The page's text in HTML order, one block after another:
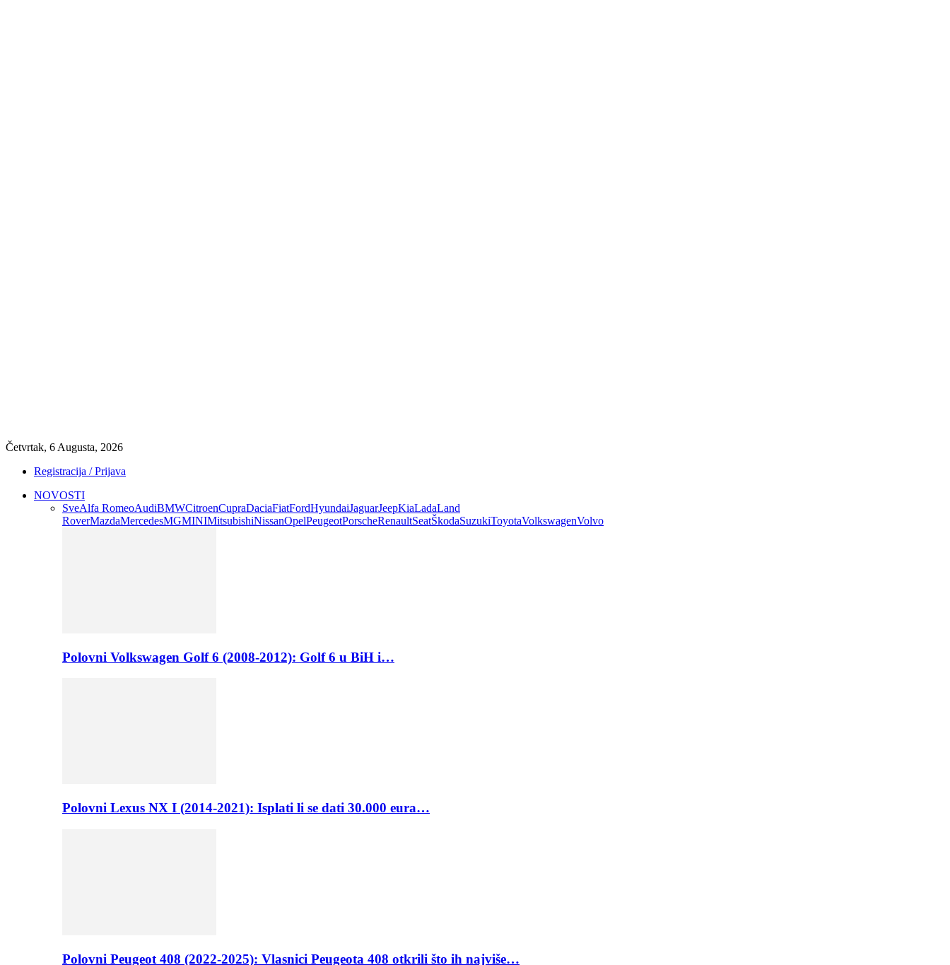
Četvrtak, 6 Augusta, 2026
Registracija / Prijava
NOVOSTI
SveAlfa RomeoAudiBMWCitroenCupraDaciaFiatFordHyundaiJaguarJeepKiaLadaLand
RoverMazdaMercedesMGMINIMitsubishiNissanOpelPeugeotPorscheRenaultSeatŠkodaSuzukiToyotaVolkswagenVolvo
Polovni Volkswagen Golf 6 (2008-2012): Golf 6 u BiH i…
Polovni Lexus NX I (2014-2021): Isplati li se dati 30.000 eura…
Polovni Peugeot 408 (2022-2025): Vlasnici Peugeota 408 otkrili što ih najviše…